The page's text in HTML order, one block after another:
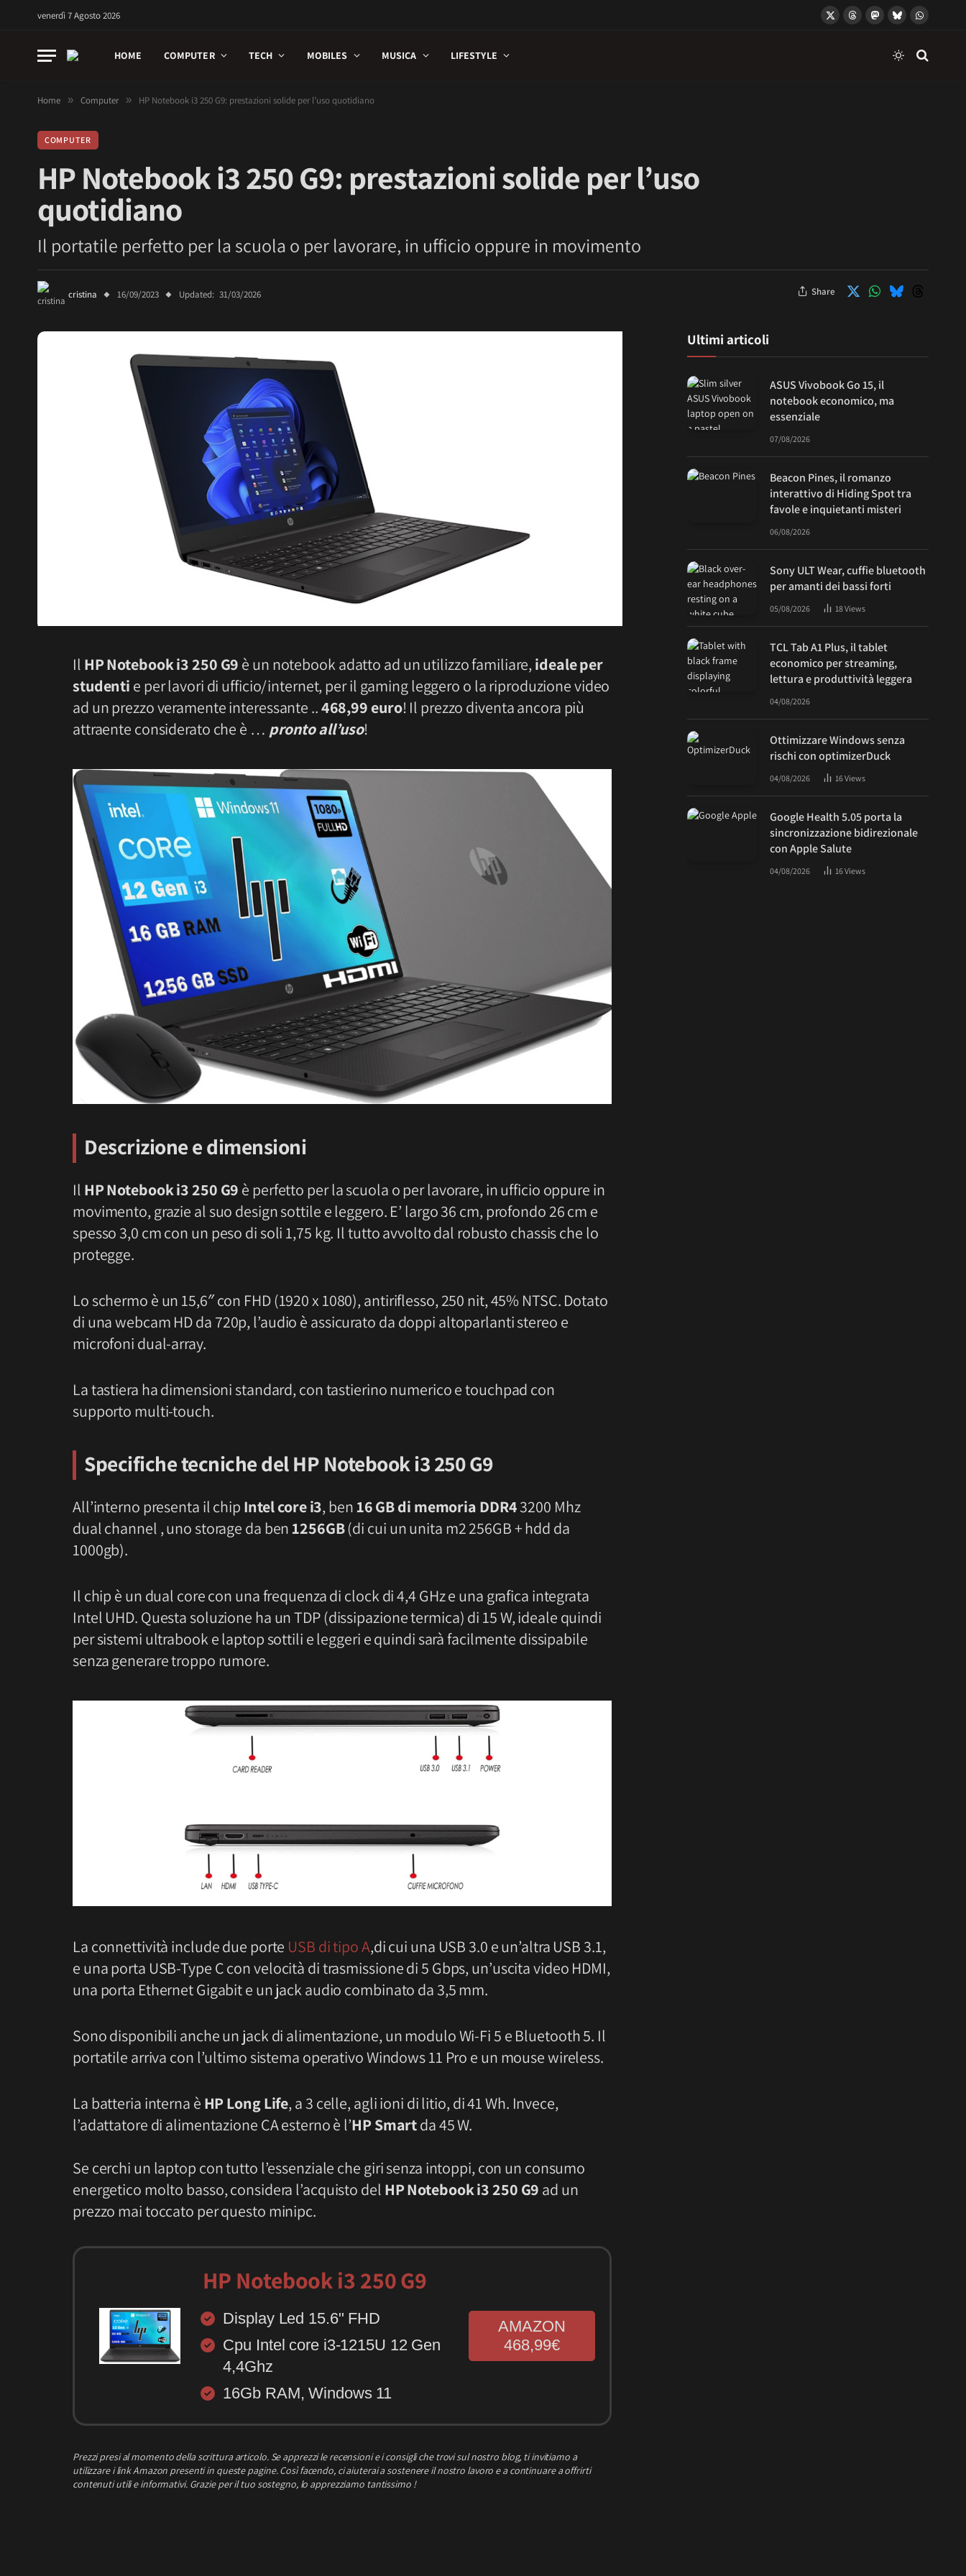
venerdì 7 Agosto 2026
X
ThreadsMastodon
BlueskyWhatsApp
HOME COMPUTER TECH MOBILES MUSICA LIFESTYLE
Home » Computer » HP Notebook i3 250 G9: prestazioni solide per l’uso quotidiano
COMPUTER
HP Notebook i3 250 G9: prestazioni solide per l’uso
quotidiano
Il portatile perfetto per la scuola o per lavorare, in ufficio oppure in movimento
cristina 16/09/2023 Updated: 31/03/2026 Share
Il HP Notebook i3 250 G9 è un notebook adatto ad un utilizzo familiare,ideale per
studenti e per lavori di ufficio/internet, per il gaming leggero o la riproduzione video
ad un prezzo veramente interessante ..468,99 euro! Il prezzo diventa ancora più
attraente considerato che è … pronto all’uso!
Descrizione e dimensioni
Il HP Notebook i3 250 G9 è perfetto per la scuola o per lavorare, in ufficio oppure in
movimento, grazie al suo design sottile e leggero. E’ largo 36 cm, profondo 26 cm e
spesso 3,0 cm con un peso di soli 1,75 kg. Il tutto avvolto dal robusto chassis che lo
protegge.
Lo schermo è un 15,6″ con FHD (1920 x 1080), antiriflesso, 250 nit, 45% NTSC. Dotato
di una webcam HD da 720p, l’audio è assicurato da doppi altoparlanti stereo e
microfoni dual-array.
La tastiera ha dimensioni standard, con tastierino numerico e touchpad con
supporto multi-touch.
Specifiche tecniche delHP Notebook i3 250 G9
All’interno presenta il chip Intel core i3, ben16 GB di memoria DDR43200 Mhz
dual channel , uno storage da ben1256GB(di cui un unita m2 256GB + hdd da
1000gb).
Il chip è un dual core con una frequenza di clock di 4,4 GHz e una grafica integrata
Intel UHD. Questa soluzione ha un TDP (dissipazione termica) di 15 W, ideale quindi
per sistemi ultrabook e laptop sottili e leggeri e quindi sarà facilmente dissipabile
senza generare troppo rumore.
La connettività include due porte USB di tipo A,di cui una USB 3.0 e un’altra USB 3.1,
e una porta USB-Type C con velocità di trasmissione di 5 Gbps, un’uscita video HDMI,
una porta Ethernet Gigabit e un jack audio combinato da 3,5 mm.
Sono disponibili anche un jack di alimentazione, un modulo Wi-Fi 5 e Bluetooth 5. Il
portatile arriva con l’ultimo sistema operativo Windows 11 Pro e un mouse wireless.
La batteria interna è HP Long Life, a 3 celle, agli ioni di litio, di 41 Wh. Invece,
l’adattatore di alimentazione CA esterno è l’HP Smartda 45 W.
Se cerchi un laptop con tutto l’essenziale che giri senza intoppi, con un consumo
energetico molto basso, considera l’acquisto del HP Notebook i3 250 G9 ad un
prezzo mai toccato per questo minipc.
HP Notebook i3 250 G9
Display Led 15.6" FHD
Cpu Intel core i3-1215U 12 Gen
4,4Ghz
16Gb RAM, Windows 11
AMAZON
468,99€
Prezzi presi al momento della scrittura articolo. Se apprezzi le recensioni e i consigli che trovi sul nostro blog, ti invitiamo a
utilizzare i link Amazon presenti in queste pagine. Così facendo, ci aiuterai a sostenere il nostro lavoro e a continuare a offrirti
contenuti utili e informativi. Grazie per il tuo sostegno, lo apprezziamo tantissimo !
Ultimi articoli
ASUS Vivobook Go 15, il
notebook economico, ma
essenziale
07/08/2026
Beacon Pines, il romanzo
interattivo di Hiding Spot tra
favole e inquietanti misteri
06/08/2026
Sony ULT Wear, cuffie bluetooth
per amanti dei bassi forti
05/08/2026 18Views
TCL Tab A1 Plus, il tablet
economico per streaming,
lettura e produttività leggera
04/08/2026
Ottimizzare Windows senza
rischi con optimizerDuck
04/08/2026 16Views
Google Health 5.05 porta la
sincronizzazione bidirezionale
con Apple Salute
04/08/2026 16Views